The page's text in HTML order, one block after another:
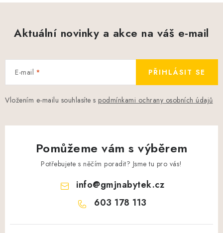
Aktuální novinky a akce na váš e-mail
E-mail
Vložením e-mailu souhlasíte s podmínkami ochrany osobních údajů
PŘIHLÁSIT SE
Pomůžeme vám s výběrem
Potřebujete s něčím poradit? Jsme tu pro vás!
info@gmjnabytek.cz
603 178 113